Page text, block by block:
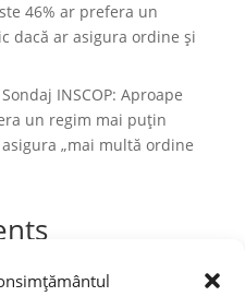
46% ar prefera un
dacă ar asigura ordine și
INSCOP: Aproape
un regim mai puțin
„mai multă ordine